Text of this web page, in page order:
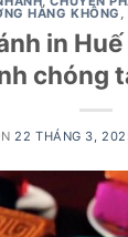
HÀNG KHÔNG ,
in
chóng
22 THÁNG 3,